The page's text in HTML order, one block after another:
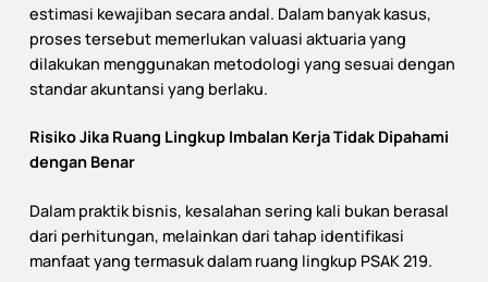
estimasi kewajiban secara andal. Dalam banyak kasus,
proses tersebut memerlukan valuasi aktuaria yang
dilakukan menggunakan metodologi yang sesuai dengan
standar akuntansi yang berlaku.
Risiko Jika Ruang Lingkup Imbalan Kerja Tidak Dipahami
dengan Benar
Dalam praktik bisnis, kesalahan sering kali bukan berasal
dari perhitungan, melainkan dari tahap identifikasi
manfaat yang termasuk dalam ruang lingkup PSAK 219.